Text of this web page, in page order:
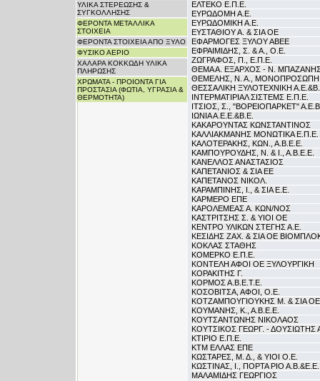
ΥΛΙΚΑ ΣΤΕΡΕΩΣΗΣ &
ΣΥΓΚΟΛΛΗΣΗΣ
ΦΕΡΟΝΤΑ ΜΕΤΑΛΛΙΚΑ
ΣΤΟΙΧΕΙΑ
ΦΕΡΟΝΤΑ ΣΤΟΙΧΕΙΑ ΑΠΟ ΞΥΛΟ
ΦΥΣΙΚΟ ΑΕΡΙΟ
ΧΑΛΑΡΑ ΚΟΚΚΩΔΗ ΥΛΙΚΑ
ΠΛΗΡΩΣΗΣ
ΧΡΩΜΑΤΑ - ΠΡΟΙΟΝΤΑ ΓΙΑ
ΠΡΟΣΤΑΣΙΑ (ΦΩΤΙΑ, ΥΓΡΑΣΙΑ &
ΘΕΡΜΟΤΗΤΑ)
ΕΛΤΕΚΟ Ε.Π.Ε.
ΕΥΡΩΔΟΜΗ Α.Ε.
ΕΥΡΩΔΟΜΙΚΗ Α.Ε.
ΕΥΣΤΑΘΙΟΥ Α. & ΣΙΑ ΟΕ
ΕΦΑΡΜΟΓΕΣ ΞΥΛΟΥ ΑΒΕΕ
ΕΦΡΑΙΜΙΔΗΣ, Σ. & Α., Ο.Ε.
ΖΩΓΡΑΦΟΣ, Π., Ε.Π.Ε.
ΘΕΜΑ Α. ΕΞΑΡΧΟΣ - Ν.
ΘΕΜΕΛΗΣ, Ν. Α., ΜΟΝΟΠΡΟΣΩΠΗ
ΘΕΣΣΑΛΙΚΗ ΞΥΛΟΤΕΧΝΙΚΗ
ΙΝΤΕΡΜΑΤΙΡΙΑΛ ΣΙΣΤΕΜΣ Ε.Π.Ε.
ΙΤΣΙΟΣ, Σ., "ΒΟΡΕΙΟΠΑΡΚΕΤ"
ΙΩΝΙΑ Α.Ε.Ε.&Β.Ε.
ΚΑΚΑΡΟΥΝΤΑΣ ΚΩΝΣΤΑΝΤΙΝΟΣ
ΚΑΛΛΙΑΚΜΑΝΗΣ ΜΟΝΩΤΙΚΑ Ε.Π.Ε.
ΚΑΛΟΤΕΡΑΚΗΣ, ΚΩΝ., Α.Β.Ε.Ε.
ΚΑΜΠΟΥΡΟΥΔΗΣ, Ν. & Ι., Α.Β.Ε.Ε.
ΚΑΝΕΛΛΟΣ ΑΝΑΣΤΑΣΙΟΣ
ΚΑΠΕΤΑΝΙΟΣ & ΣΙΑ ΕΕ
ΚΑΠΕΤΑΝΟΣ ΝΙΚΟΛ.
ΚΑΡΑΜΠΙΝΗΣ, Ι., & ΣΙΑ Ε.Ε.
ΚΑΡΜΕΡΟ ΕΠΕ
ΚΑΡΟΛΕΜΕΑΣ Α. ΚΩΝ/ΝΟΣ
ΚΑΣΤΡΙΤΣΗΣ Σ. & ΥΙΟΙ ΟΕ
ΚΕΝΤΡΟ ΥΛΙΚΩΝ ΣΤΕΓΗΣ Α.Ε.
ΚΕΣΙΔΗΣ ΖΑΧ. & ΣΙΑ ΟΕ
ΚΟΚΛΑΣ ΣΤΑΘΗΣ
ΚΟΜΕΡΚΟ Ε.Π.Ε.
ΚΟΝΤΕΛΗ ΑΦΟΙ ΟΕ ΞΥΛΟΥΡΓΙΚΗ
ΚΟΡΑΚΙΤΗΣ Γ.
ΚΟΡΜΟΣ Α.Β.Ε.Τ.Ε.
ΚΟΣΟΒΙΤΣΑ, ΑΦΟΙ, Ο.Ε.
ΚΟΤΖΑΜΠΟΥΓΙΟΥΚΗΣ Μ. & ΣΙΑ
ΚΟΥΜΑΝΗΣ, Κ., Α.Β.Ε.Ε.
ΚΟΥΤΣΑΝΤΩΝΗΣ ΝΙΚΟΛΑΟΣ
ΚΟΥΤΣΙΚΟΣ ΓΕΩΡΓ. - ΔΟΥΣΙΩΤΗΣ
ΚΤΙΡΙΟ Ε.Π.Ε.
ΚΤΜ ΕΛΛΑΣ ΕΠΕ
ΚΩΣΤΑΡΕΣ, Μ. Δ., & ΥΙΟΙ Ο.Ε.
ΚΩΣΤΙΝΑΣ, Ι., ΠΟΡΤΑ ΡΙΟ Α.Β.&Ε.Ε.
ΜΑΛΑΜΙΔΗΣ ΓΕΩΡΓΙΟΣ